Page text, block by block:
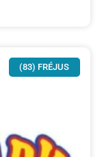
(83) FRÉJUS